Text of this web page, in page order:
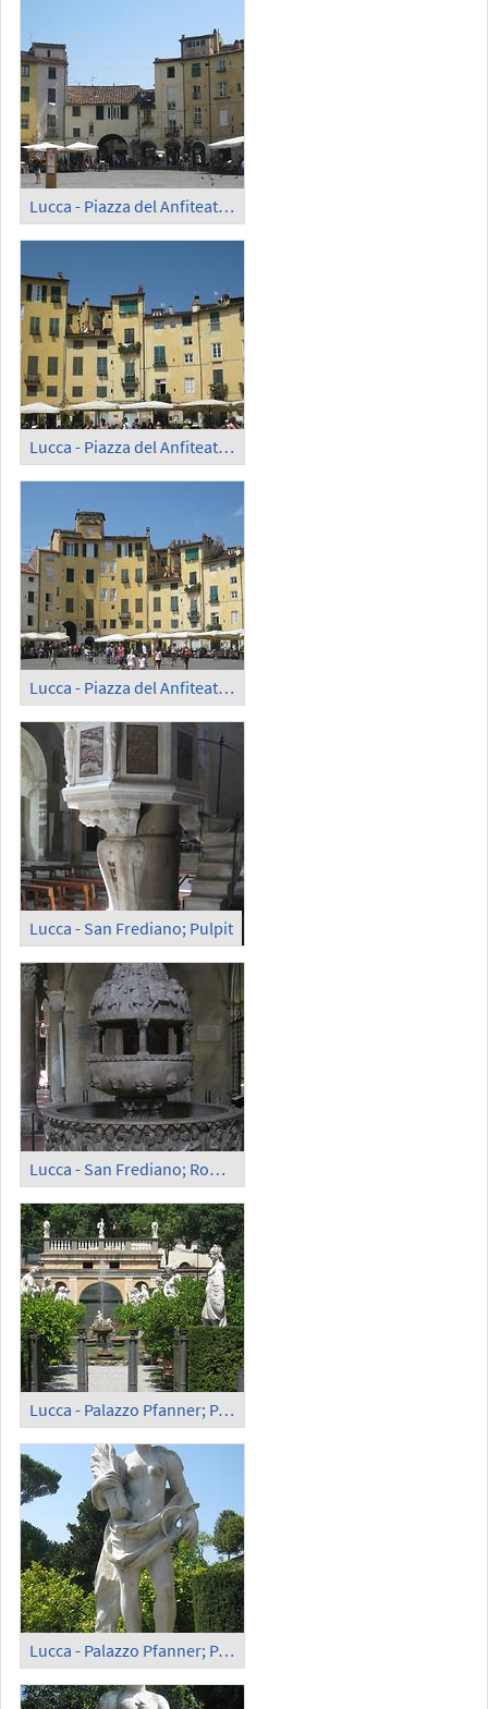
Lucca - Piazza del Anfiteatro (1)
Lucca - Piazza del Anfiteatro (2)
Lucca - Piazza del Anfiteatro (3)
Lucca - San Frediano; Pulpit
Lucca - San Frediano; Romanesque Baptismal Font
Lucca - Palazzo Pfanner; Park
Lucca - Palazzo Pfanner; Park, 'Summer'